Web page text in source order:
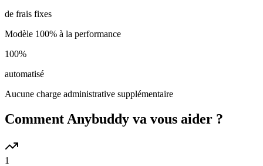
de frais fixes
Modèle 100% à la performance
100%
automatisé
Aucune charge administrative supplémentaire
Comment Anybuddy va vous aider ?
1